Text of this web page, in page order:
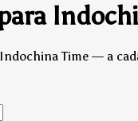
Time — a